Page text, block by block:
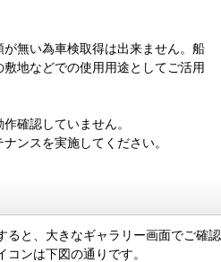
が無い為車検取得は出来ません。船
地などでの使用用途としてご活用
確認していません。
ンスを実施してください。
ると、大きなギャラリー画面でご確認
ンは下図の通りです。